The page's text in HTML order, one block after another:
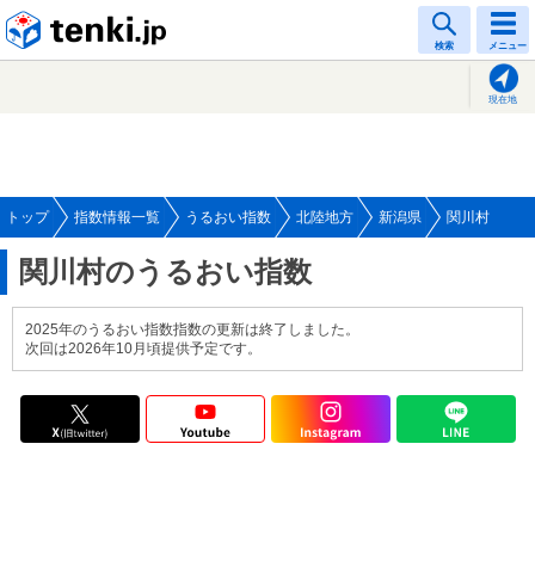
検索 メニュー
現在地
トップ 指数情報一覧 うるおい指数 北陸地方 新潟県 関川村
関川村のうるおい指数
2025年のうるおい指数指数の更新は終了しました。
次回は2026年10月頃提供予定です。